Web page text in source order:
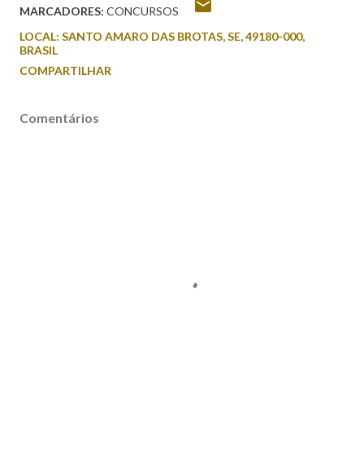
MARCADORES: CONCURSOS
LOCAL: SANTO AMARO DAS BROTAS, SE, 49180-000,
BRASIL
COMPARTILHAR
Comentários